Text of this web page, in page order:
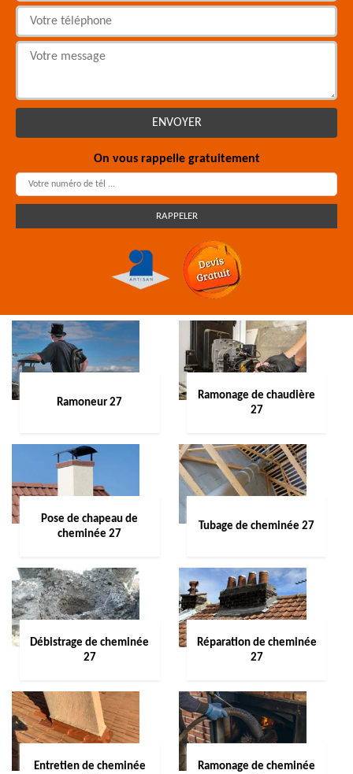
On vous rappelle gratuitement
Ramoneur 27
Ramonage de chaudière
27
Pose de chapeau de
cheminée 27
Tubage de cheminée 27
Débistrage de cheminée
27
Réparation de cheminée
27
Entretien de cheminée
Ramonage de cheminée